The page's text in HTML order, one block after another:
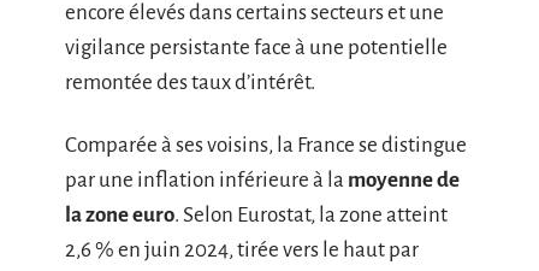
encore élevés dans certains secteurs et une
vigilance persistante face à une potentielle
remontée des taux d’intérêt.
Comparée à ses voisins, la France se distingue
par une inflation inférieure à la moyenne de
la zone euro. Selon Eurostat, la zone atteint
2,6 % en juin 2024, tirée vers le haut par